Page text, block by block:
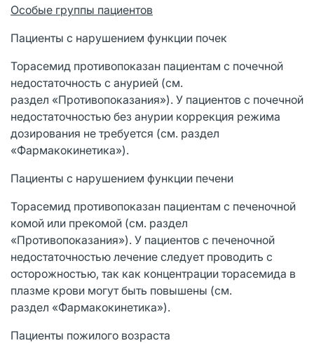
Особые группы пациентов
Пациенты с нарушением функции почек
Торасемид противопоказан пациентам с почечной
недостаточность с анурией (см.
раздел «Противопоказания»). У пациентов с почечной
недостаточностью без анурии коррекция режима
дозирования не требуется (см. раздел
«Фармакокинетика»).
Пациенты с нарушением функции печени
Торасемид противопоказан пациентам с печеночной
комой или прекомой (см. раздел
«Противопоказания»). У пациентов с печеночной
недостаточностью лечение следует проводить с
осторожностью, так как концентрации торасемида в
плазме крови могут быть повышены (см.
раздел «Фармакокинетика»).
Пациенты пожилого возраста